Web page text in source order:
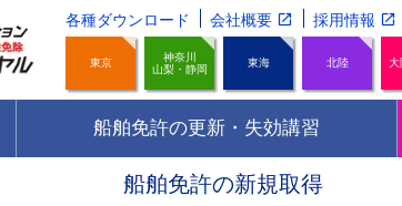
各種ダウンロード 会社概要 採用情報
東京
神奈川
山梨・静岡
東海 北陸 大
船舶免許の更新・失効講習
船舶免許の新規取得